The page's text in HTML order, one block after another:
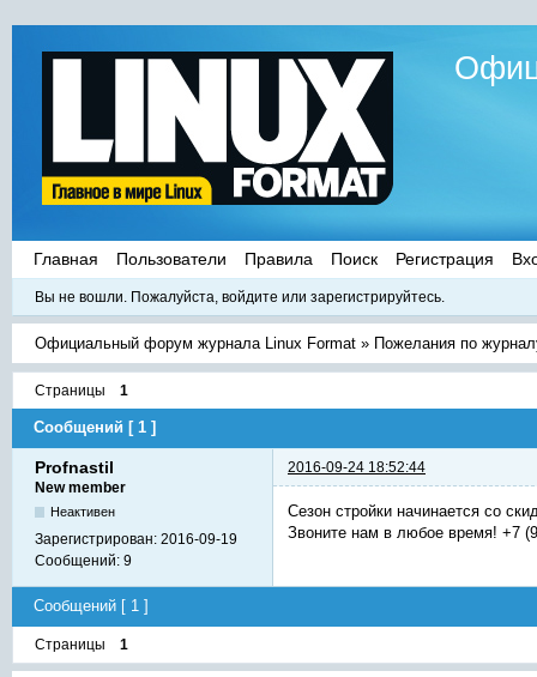
Главная Пользователи Правила Поиск Регистрация
Вы не вошли. Пожалуйста, войдите или зарегистрируйтесь.
Официальный форум журнала Linux Format » Пожелания по
Страницы 1
Сообщений [ 1 ]
Profnastil
2016-09-24 18:52:44
New member
Неактивен
Зарегистрирован: 2016-09-19
Сообщений: 9
Сезон стройки начинается со
Звоните нам в любое время! +7
Сообщений [ 1 ]
Страницы 1